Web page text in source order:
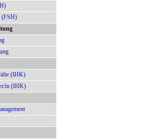
(FSH)
(IHK)
in (IHK)